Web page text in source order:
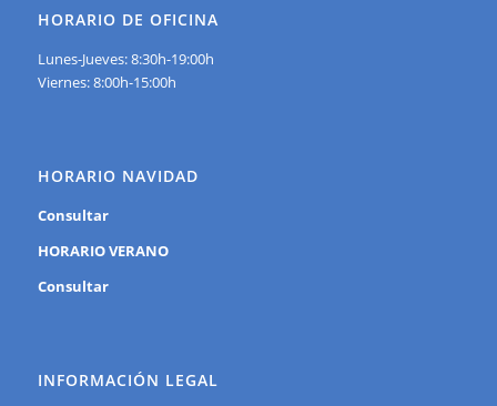
HORARIO DE OFICINA
Lunes-Jueves: 8:30h-19:00h
Viernes: 8:00h-15:00h
HORARIO NAVIDAD
Consultar
HORARIO VERANO
Consultar
INFORMACIÓN LEGAL